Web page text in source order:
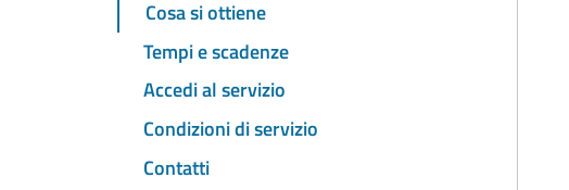
Cosa si ottiene
Tempi e scadenze
Accedi al servizio
Condizioni di servizio
Contatti